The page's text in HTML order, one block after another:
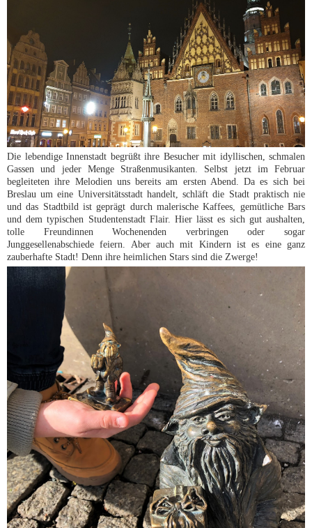
Die lebendige Innenstadt begrüßt ihre Besucher mit idyllischen, schmalen
Gassen und jeder Menge Straßenmusikanten. Selbst jetzt im Februar
begleiteten ihre Melodien uns bereits am ersten Abend. Da es sich bei
Breslau um eine Universitätsstadt handelt, schläft die Stadt praktisch nie
und das Stadtbild ist geprägt durch malerische Kaffees, gemütliche Bars
und dem typischen Studentenstadt Flair. Hier lässt es sich gut aushalten,
tolle Freundinnen Wochenenden verbringen oder sogar
Junggesellenabschiede feiern. Aber auch mit Kindern ist es eine ganz
zauberhafte Stadt! Denn ihre heimlichen Stars sind die Zwerge!